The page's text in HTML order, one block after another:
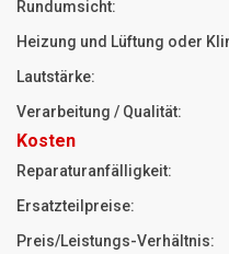
Rundumsicht:
Heizung und Lüftung oder
Lautstärke:
Verarbeitung / Qualität:
Kosten
Reparaturanfälligkeit:
Ersatzteilpreise:
Preis/Leistungs-Verhältnis: